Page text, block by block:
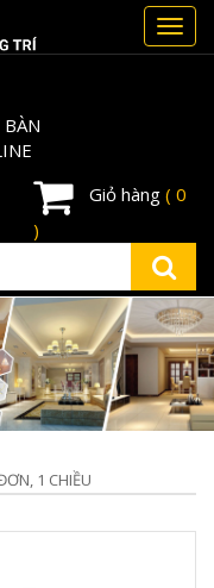
BÀN
Giỏ hàng ( 0
)
1 CHIỀU